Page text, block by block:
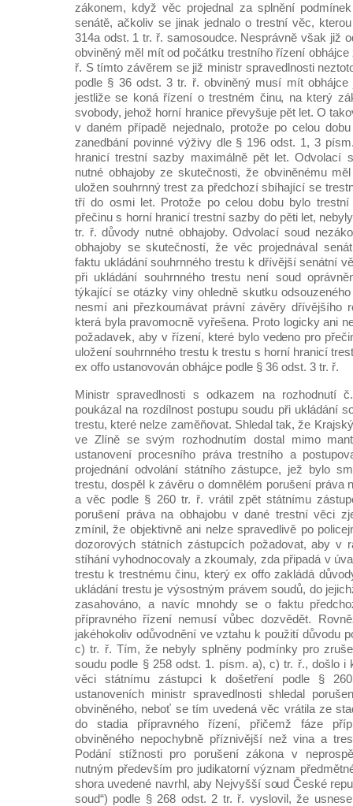
zákonem, když věc projednal za splnění
senátě, ačkoliv se jinak jednalo o trestní věc,
314a odst. 1 tr. ř. samosoudce. Nesprávně však již
obviněný měl mít od počátku trestního řízení obhájce
ř. S tímto závěrem se již ministr spravedlnosti
podle § 36 odst. 3 tr. ř. obviněný musí mít
jestliže se koná řízení o trestném činu, na který
svobody, jehož horní hranice převyšuje pět let. O
v daném případě nejednalo, protože po celou
zanedbání povinné výživy dle § 196 odst. 1, 3
hranicí trestní sazby maximálně pět let. Odvolací
nutné obhajoby ze skutečnosti, že obviněnému
uložen souhrnný trest za předchozí sbíhající se
tří do osmi let. Protože po celou dobu bylo
přečinu s horní hranicí trestní sazby do pěti let,
tr. ř. důvody nutné obhajoby. Odvolací soud
obhajoby se skutečností, že věc projednával
faktu ukládání souhrnného trestu k dřívější senátní
při ukládání souhrnného trestu není soud
týkající se otázky viny ohledně skutku
nesmí ani přezkoumávat právní závěry dřívějšího
která byla pravomocně vyřešena. Proto logicky ani
požadavek, aby v řízení, které bylo vedeno pro
uložení souhrnného trestu k trestu s horní hranicí
ex offo ustanovován obhájce podle § 36 odst. 3 tr. ř.
Ministr spravedlnosti s odkazem na rozhodnutí
poukázal na rozdílnost postupu soudu při ukládání
trestu, které nelze zaměňovat. Shledal tak, že
ve Zlíně se svým rozhodnutím dostal mimo
ustanovení procesního práva trestního a
projednání odvolání státního zástupce, jež bylo
trestu, dospěl k závěru o domnělém porušení práva
a věc podle § 260 tr. ř. vrátil zpět státnímu
porušení práva na obhajobu v dané trestní věci
zmínil, že objektivně ani nelze spravedlivě po
dozorových státních zástupcích požadovat, aby v
stíhání vyhodnocovaly a zkoumaly, zda připadá v
trestu k trestnému činu, který ex offo zakládá
ukládání trestu je výsostným právem soudů, do
zasahováno, a navíc mnohdy se o faktu
přípravného řízení nemusí vůbec dozvědět.
jakéhokoliv odůvodnění ve vztahu k použití důvodu
c) tr. ř. Tím, že nebyly splněny podmínky pro
soudu podle § 258 odst. 1. písm. a), c) tr. ř., došlo i
věci státnímu zástupci k došetření podle §
ustanoveních ministr spravedlnosti shledal
obviněného, neboť se tím uvedená věc vrátila ze
do stadia přípravného řízení, přičemž fáze
obviněného nepochybně příznivější než vina a
Podání stížnosti pro porušení zákona v
nutným především pro judikatorní význam
shora uvedené navrhl, aby Nejvyšší soud České
soud“) podle § 268 odst. 2 tr. ř. vyslovil, že